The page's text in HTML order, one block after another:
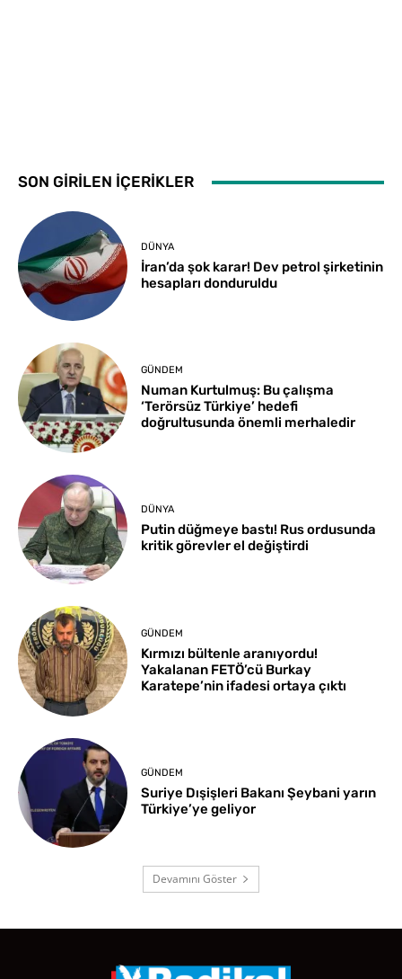
SON GİRİLEN İÇERİKLER
DÜNYA
İran’da şok karar! Dev petrol şirketinin
hesapları donduruldu
GÜNDEM
Numan Kurtulmuş: Bu çalışma
‘Terörsüz Türkiye’ hedefi
doğrultusunda önemli merhaledir
DÜNYA
Putin düğmeye bastı! Rus ordusunda
kritik görevler el değiştirdi
GÜNDEM
Kırmızı bültenle aranıyordu!
Yakalanan FETÖ’cü Burkay
Karatepe’nin ifadesi ortaya çıktı
GÜNDEM
Suriye Dışişleri Bakanı Şeybani yarın
Türkiye’ye geliyor
Devamını Göster